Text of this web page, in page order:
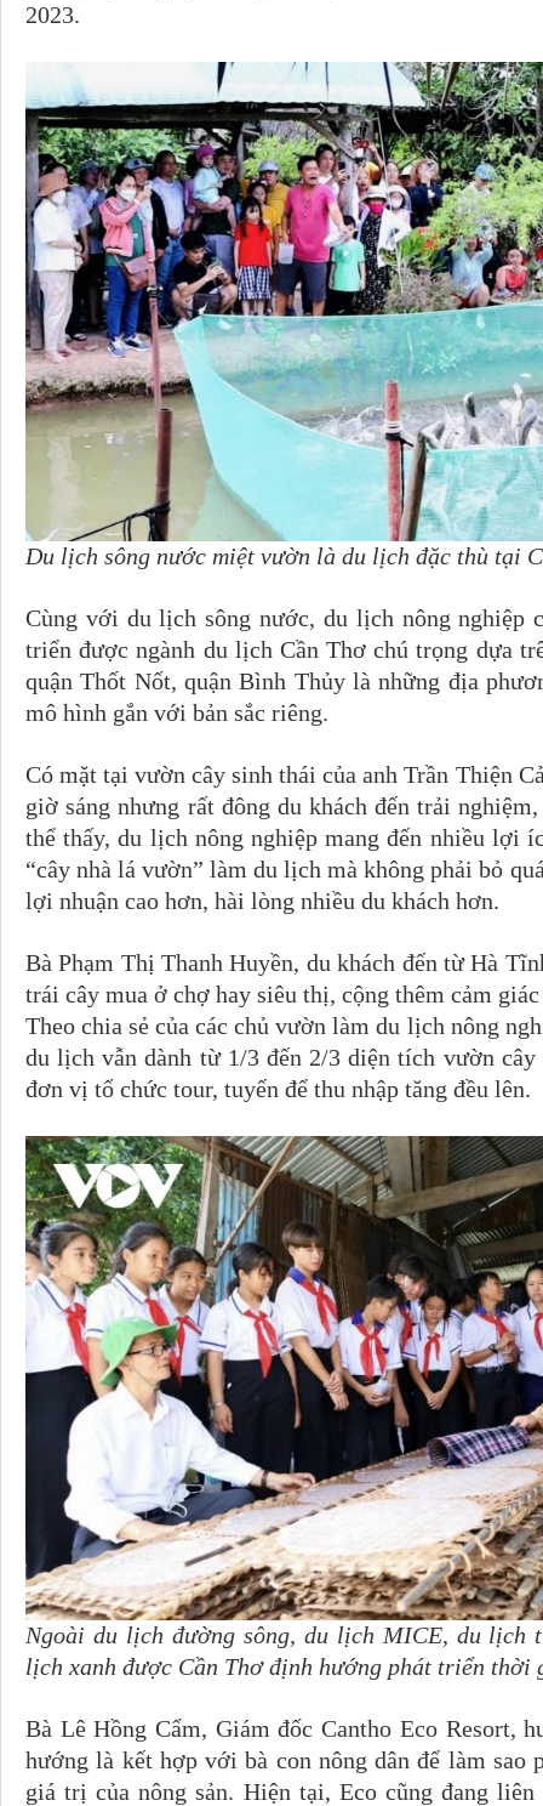
2023.
Du lịch sông nước miệt vườn là du lịch đặc thù tại
Cùng với du lịch sông nước, du lịch nông nghiệp
triển được ngành du lịch Cần Thơ chú trọng dựa
quận Thốt Nốt, quận Bình Thủy là những địa
mô hình gắn với bản sắc riêng.
Có mặt tại vườn cây sinh thái của anh Trần Thiện
giờ sáng nhưng rất đông du khách đến trải
thể thấy, du lịch nông nghiệp mang đến nhiều lợi
“cây nhà lá vườn” làm du lịch mà không phải bỏ
lợi nhuận cao hơn, hài lòng nhiều du khách hơn.
Bà Phạm Thị Thanh Huyền, du khách đến từ Hà
trái cây mua ở chợ hay siêu thị, cộng thêm cảm
Theo chia sẻ của các chủ vườn làm du lịch nông
du lịch vẫn dành từ 1/3 đến 2/3 diện tích vườn
đơn vị tổ chức tour, tuyến để thu nhập tăng đều lên.
Ngoài du lịch đường sông, du lịch MICE, du lịch
lịch xanh được Cần Thơ định hướng phát triển thời
Bà Lê Hồng Cẩm, Giám đốc Cantho Eco Resort,
hướng là kết hợp với bà con nông dân để làm sao
giá trị của nông sản. Hiện tại, Eco cũng đang